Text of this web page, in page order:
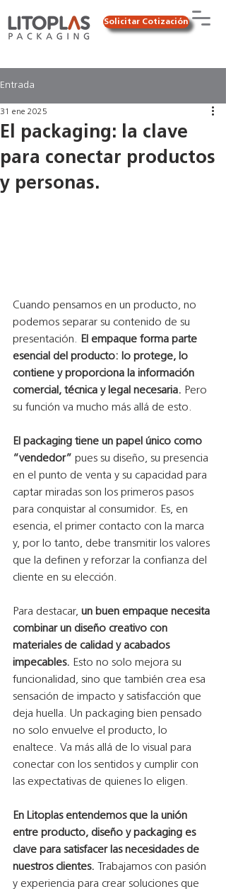
Solicitar Cotización
Entrada
El packaging: la clave
para conectar productos
y personas.
31 ene 2025
Cuando pensamos en un producto, no
podemos separar su contenido de su
presentación. El empaque forma parte
esencial del producto: lo protege, lo
contiene y proporciona la información
comercial, técnica y legal necesaria. Pero
su función va mucho más allá de esto.
El packaging tiene un papel único como
“vendedor” pues su diseño, su presencia
en el punto de venta y su capacidad para
captar miradas son los primeros pasos
para conquistar al consumidor. Es, en
esencia, el primer contacto con la marca
y, por lo tanto, debe transmitir los valores
que la definen y reforzar la confianza del
cliente en su elección.
Para destacar, un buen empaque necesita
combinar un diseño creativo con
materiales de calidad y acabados
impecables. Esto no solo mejora su
funcionalidad, sino que también crea esa
sensación de impacto y satisfacción que
deja huella. Un packaging bien pensado
no solo envuelve el producto, lo
enaltece. Va más allá de lo visual para
conectar con los sentidos y cumplir con
las expectativas de quienes lo eligen.
En Litoplas entendemos que la unión
entre producto, diseño y packaging es
clave para satisfacer las necesidades de
nuestros clientes. Trabajamos con pasión
y experiencia para crear soluciones que